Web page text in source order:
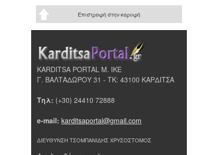
Επιστροφή στην κορυφή
KARDITSA PORTAL Μ. ΙΚΕ
Γ. ΒΑΛΤΑΔΩΡΟΥ 31 - ΤΚ: 43100 ΚΑΡΔΙΤΣΑ
Τηλ: (+30) 24410 72888
e-mail: karditsaportal@gmail.com
ΔΙΕΥΘΥΝΣΗ ΤΣΟΜΠΑΝΙΔΗΣ ΧΡΥΣΟΣΤΟΜΟΣ